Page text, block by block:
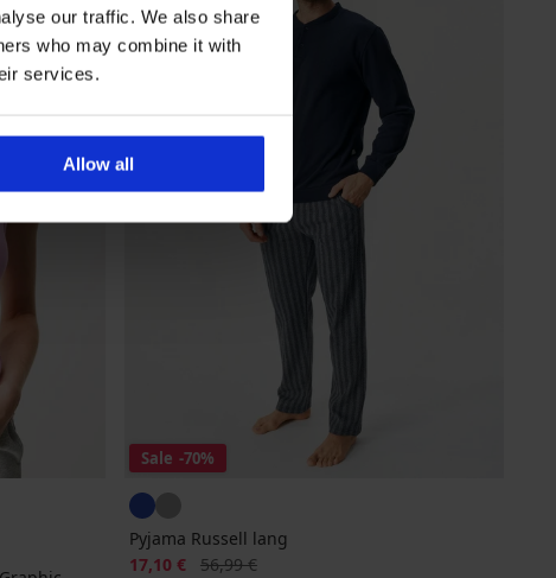
our traffic. We also share
who may combine it with
services.
Allow all
Sale -70%
Pyjama Russell lang
Korting
17,10 € Oorspronkelijke prijs
56,99 €